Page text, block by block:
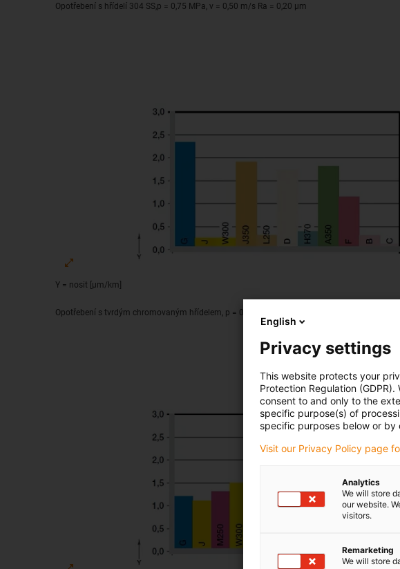
Opotřebení s hřídelí 304 SS,p = 0,75 MPa, v = 0,50 m/s Ra = 0,20 μm
Y = nosit [μm/km]
Opotřebení s tvrdým chromovaným hřídelem, p = 0,75 MPa, v = 0,50 m/s Ra = 0,20 μm
English
Privacy settings
This website protects your
Protection Regulation
consent to and only to the
specific purpose(s) of
specific purposes below or by
Visit our Privacy Policy page
Analytics
We will store
our website.
visitors.
Remarketing
We will store